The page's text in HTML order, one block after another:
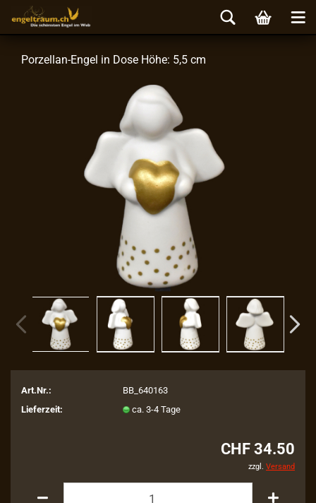
Porzellan-​Engel in Dose Höhe: 5,5 cm
Art.Nr.:
BB_640163
Lieferzeit:
ca. 3-4 Tage
CHF 34.50
zzgl. Versand